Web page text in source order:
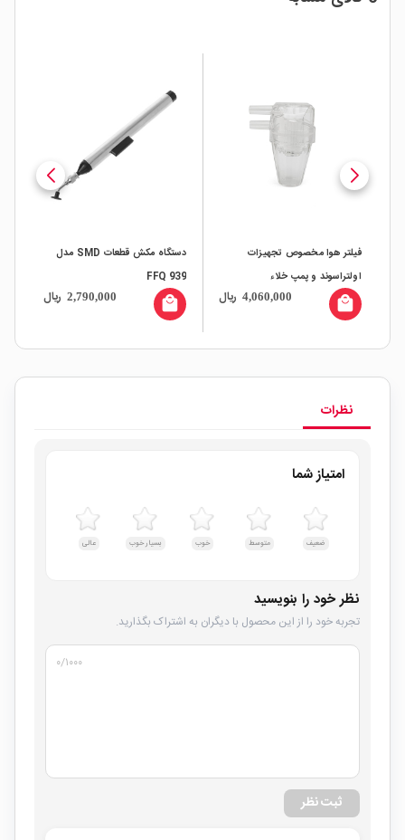
فیلتر هوا مخصوص تجهیزات
اولتراسوند و پمپ خلاء
4,060,000 ریال local_mall
دستگاه مکش قطعات SMD مدل
FFQ 939
2,790,000 ریال local_mall
نظرات
امتیاز شما
ضعیف متوسط خوب بسیار خوب عالی
نظر خود را بنویسید
تجربه خود را از این محصول با دیگران به اشتراک بگذارید.
۰/۱۰۰۰
ثبت نظر